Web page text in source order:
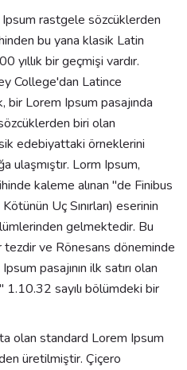
Ipsum rastgele sözcüklerden
bu yana klasik Latin
yıllık bir geçmişi vardır.
College'dan Latince
bir Lorem Ipsum pasajında
biri olan
edebiyattaki örneklerini
ulaşmıştır. Lorm Ipsum,
kaleme alınan "de Finibus
Uç Sınırları) eserinin
gelmektedir. Bu
tezdir ve Rönesans döneminde
pasajının ilk satırı olan
sayılı bölümdeki bir
olan standard Lorem Ipsum
üretilmiştir. Çiçero